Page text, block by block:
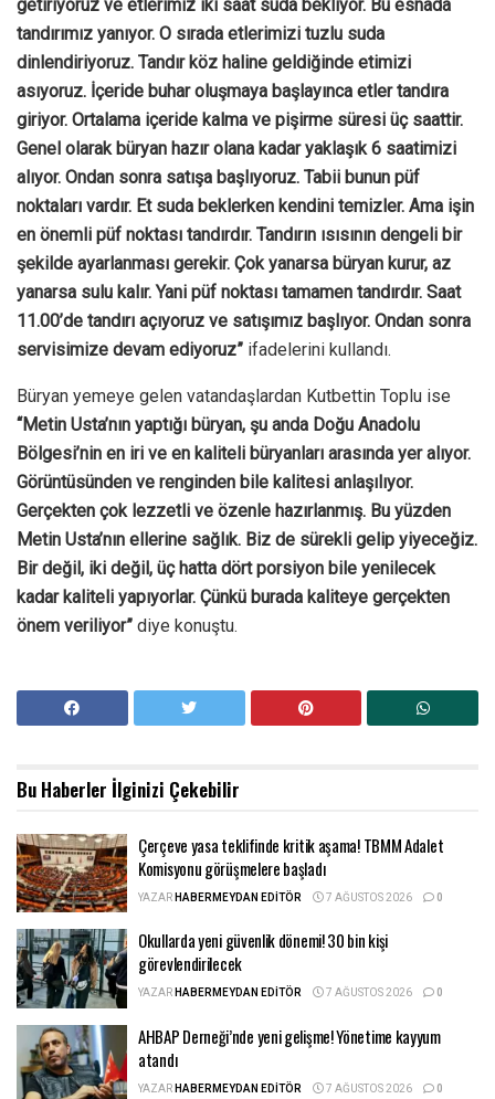
getiriyoruz ve etlerimiz iki saat suda bekliyor. Bu esnada
tandırımız yanıyor. O sırada etlerimizi tuzlu suda
dinlendiriyoruz. Tandır köz haline geldiğinde etimizi
asıyoruz. İçeride buhar oluşmaya başlayınca etler tandıra
giriyor. Ortalama içeride kalma ve pişirme süresi üç saattir.
Genel olarak büryan hazır olana kadar yaklaşık 6 saatimizi
alıyor. Ondan sonra satışa başlıyoruz. Tabii bunun püf
noktaları vardır. Et suda beklerken kendini temizler. Ama işin
en önemli püf noktası tandırdır. Tandırın ısısının dengeli bir
şekilde ayarlanması gerekir. Çok yanarsa büryan kurur, az
yanarsa sulu kalır. Yani püf noktası tamamen tandırdır. Saat
11.00’de tandırı açıyoruz ve satışımız başlıyor. Ondan sonra
servisimize devam ediyoruz” ifadelerini kullandı.
Büryan yemeye gelen vatandaşlardan Kutbettin Toplu ise
“Metin Usta’nın yaptığı büryan, şu anda Doğu Anadolu
Bölgesi’nin en iri ve en kaliteli büryanları arasında yer alıyor.
Görüntüsünden ve renginden bile kalitesi anlaşılıyor.
Gerçekten çok lezzetli ve özenle hazırlanmış. Bu yüzden
Metin Usta’nın ellerine sağlık. Biz de sürekli gelip yiyeceğiz.
Bir değil, iki değil, üç hatta dört porsiyon bile yenilecek
kadar kaliteli yapıyorlar. Çünkü burada kaliteye gerçekten
önem veriliyor” diye konuştu.
Bu Haberler İlginizi Çekebilir
Çerçeve yasa teklifinde kritik aşama! TBMM Adalet
Komisyonu görüşmelere başladı
YAZARHABERMEYDAN EDITÖR 7 AĞUSTOS 2026 0
Okullarda yeni güvenlik dönemi! 30 bin kişi
görevlendirilecek
YAZARHABERMEYDAN EDITÖR 7 AĞUSTOS 2026 0
AHBAP Derneği’nde yeni gelişme! Yönetime kayyum
atandı
YAZARHABERMEYDAN EDITÖR 7 AĞUSTOS 2026 0